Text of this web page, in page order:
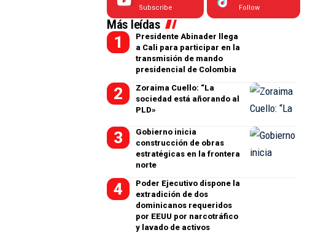
Subscribe Follow
Más leídas
Presidente Abinader llega
a Cali para participar en la
transmisión de mando
presidencial de Colombia
Zoraima Cuello: “La
sociedad está añorando al
PLD»
Gobierno inicia
construcción de obras
estratégicas en la frontera
norte
Poder Ejecutivo dispone la
extradición de dos
dominicanos requeridos
por EEUU por narcotráfico
y lavado de activos